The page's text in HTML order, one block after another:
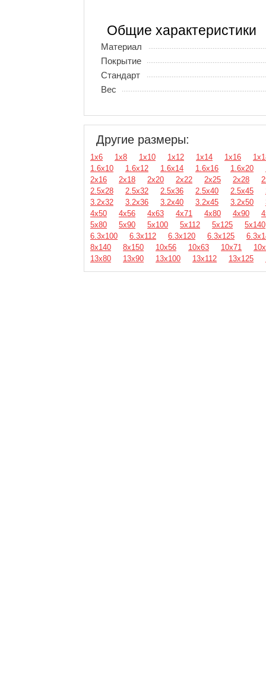
Общие характеристики
Материал
Покрытие
Стандарт
Вес
Другие размеры:
1х6 1х8 1х10 1х12 1х14 1х16
1.6х10
1.6х12 1.6х14 1.6х16 1.6х20
2х16
2х18 2х20 2х22 2х25 2х28
2.5х28
2.5х32 2.5х36 2.5х40 2.5х45
3.2х32
3.2х36 3.2х40 3.2х45 3.2х50
4х50
4х56 4х63 4х71 4х80 4х90
5х80
5х90 5х100 5х112 5х125
5х140
6.3х100
6.3х112 6.3х120 6.3х125
8х140
8х150 10х56 10х63 10х71
13х80
13х90 13х100 13х112 13х125